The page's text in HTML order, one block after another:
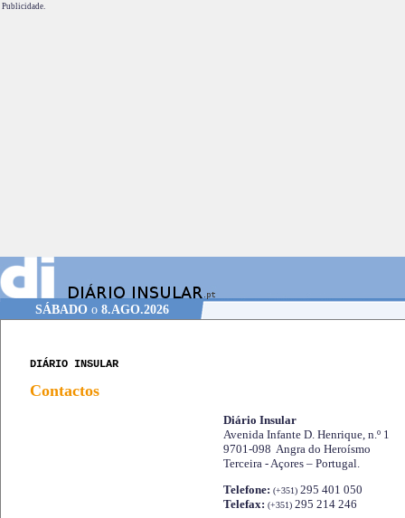
Publicidade.
SÁBADOo 8.AGO.2026
DIÁRIO INSULAR
Contactos
Diário Insular
Avenida Infante D. Henrique, n.º 1
9701-098 Angra do Heroísmo
Terceira - Açores – Portugal.
Telefone: (+351) 295 401 050
Telefax: (+351) 295 214 246